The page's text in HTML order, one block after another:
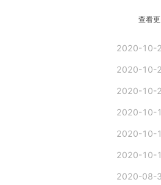
查看
2020-10-
2020-10-
2020-10-
2020-10-
2020-10-
2020-10-
2020-08-